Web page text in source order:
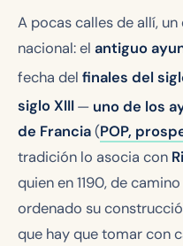
A pocas calles de allí,
nacional: el antiguo
fecha del finales del
siglo XIII— uno de los
de Francia(POP,
tradición lo asocia con
quien en 1190, de
ordenado su
que hay que tomar con